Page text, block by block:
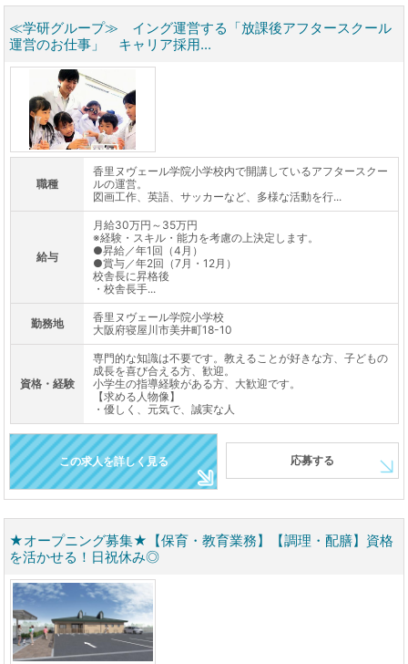
≪学研グループ≫ イング運営する「放課後アフタースクール
運営のお仕事」 キャリア採用...
職種
香里ヌヴェール学院小学校内で開講しているアフタースクー
ルの運営。
図画工作、英語、サッカーなど、多様な活動を行...
給与
月給30万円～35万円
※経験・スキル・能力を考慮の上決定します。
●昇給／年1回（4月）
●賞与／年2回（7月・12月）
校舎長に昇格後
・校舎長手...
勤務地
香里ヌヴェール学院小学校
大阪府寝屋川市美井町18-10
資格・経験
専門的な知識は不要です。教えることが好きな方、子どもの
成長を喜び合える方、歓迎。
小学生の指導経験がある方、大歓迎です。
【求める人物像】
・優しく、元気で、誠実な人
この求人を詳しく見る 応募する
★オープニング募集★【保育・教育業務】【調理・配膳】資格
を活かせる！日祝休み◎